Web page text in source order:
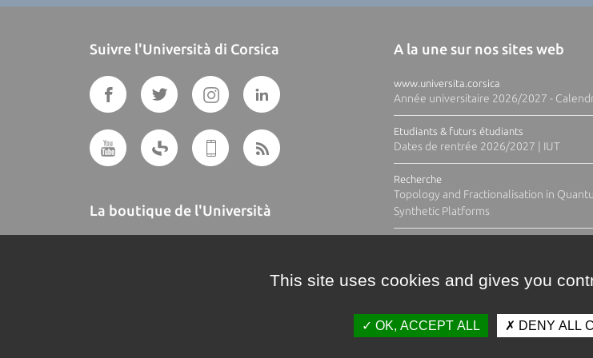
Suivre l'Università di Corsica
La boutique de l'Università
A la une sur nos sites web
www.universita.corsica
Année universitaire 2026/2027 -
Etudiants & futurs étudiants
Dates de rentrée 2026/2027 | IUT
Recherche
Topology and Fractionalisation in
Synthetic Platforms
This site uses cookies and gives you
OK, ACCEPT ALL DENY ALL